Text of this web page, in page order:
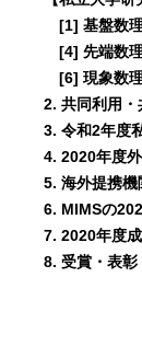
[1] 基盤数
[4] 先端数
[6] 現象数理
2. 共同利用・
3. 令和2年度
4. 2020年度
5. 海外提携機
6. MIMSの
7. 2020年度
8. 受賞・表彰